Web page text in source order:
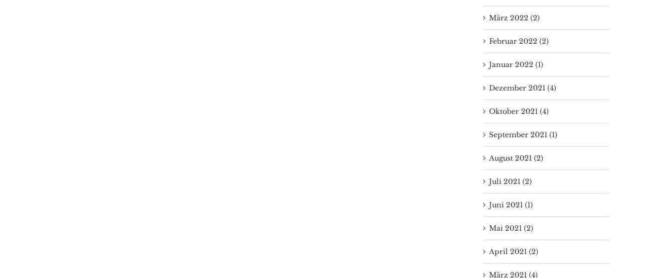
März 2022 (2)
Februar 2022 (2)
Januar 2022 (1)
Dezember 2021 (4)
Oktober 2021 (4)
September 2021 (1)
August 2021 (2)
Juli 2021 (2)
Juni 2021 (1)
Mai 2021 (2)
April 2021 (2)
März 2021 (4)